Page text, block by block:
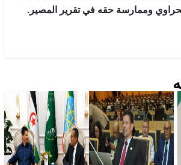
وممارسة حقه في تقرير المصير.